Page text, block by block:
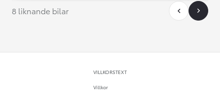
8 liknande bilar
VILLKORSTEXT
Villkor